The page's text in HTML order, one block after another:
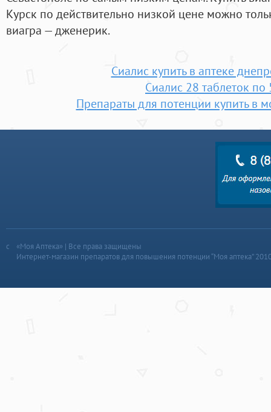
Курск по действительно низкой цене можно
виагра — дженерик.
Сиалис купить в аптеке
Сиалис 28 таблеток по
Препараты для потенции купить в
«Моя Аптека» | Все права защищены
Интернет-магазин препаратов для повышения потенции “Моя аптека”